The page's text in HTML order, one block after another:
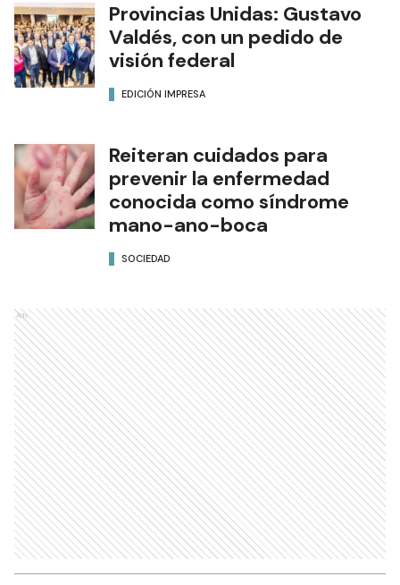
Provincias Unidas: Gustavo
Valdés, con un pedido de
visión federal
EDICIÓN IMPRESA
Reiteran cuidados para
prevenir la enfermedad
conocida como síndrome
mano-ano-boca
SOCIEDAD
Ads